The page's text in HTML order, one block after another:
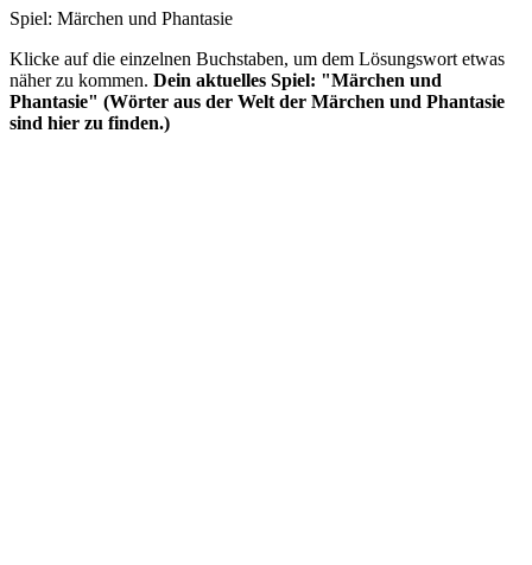
Spiel: Märchen und Phantasie
Klicke auf die einzelnen Buchstaben, um dem Lösungswort etwas
näher zu kommen. Dein aktuelles Spiel: "Märchen und
Phantasie" (Wörter aus der Welt der Märchen und Phantasie
sind hier zu finden.)